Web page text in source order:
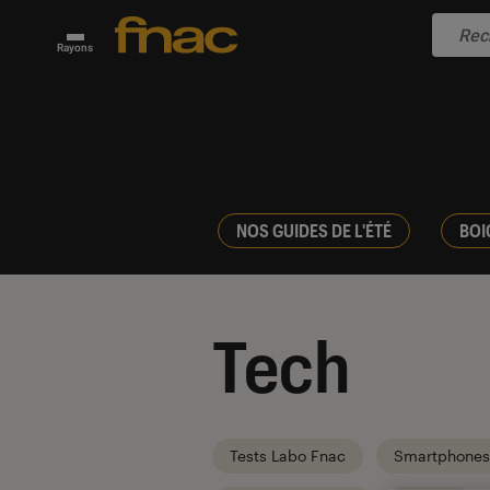
Rayons
NOS GUIDES DE L'ÉTÉ
Tech
Tests Labo Fnac Smartphones